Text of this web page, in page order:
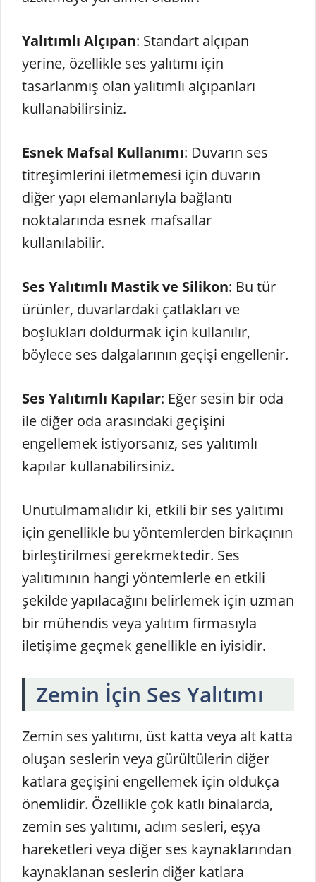
Yalıtımlı Alçıpan: Standart alçıpan
yerine, özellikle ses yalıtımı için
tasarlanmış olan yalıtımlı alçıpanları
kullanabilirsiniz.
Esnek Mafsal Kullanımı: Duvarın ses
titreşimlerini iletmemesi için duvarın
diğer yapı elemanlarıyla bağlantı
noktalarında esnek mafsallar
kullanılabilir.
Ses Yalıtımlı Mastik ve Silikon: Bu tür
ürünler, duvarlardaki çatlakları ve
boşlukları doldurmak için kullanılır,
böylece ses dalgalarının geçişi engellenir.
Ses Yalıtımlı Kapılar: Eğer sesin bir oda
ile diğer oda arasındaki geçişini
engellemek istiyorsanız, ses yalıtımlı
kapılar kullanabilirsiniz.
Unutulmamalıdır ki, etkili bir ses yalıtımı
için genellikle bu yöntemlerden birkaçının
birleştirilmesi gerekmektedir. Ses
yalıtımının hangi yöntemlerle en etkili
şekilde yapılacağını belirlemek için uzman
bir mühendis veya yalıtım firmasıyla
iletişime geçmek genellikle en iyisidir.
Zemin İçin Ses Yalıtımı
Zemin ses yalıtımı, üst katta veya alt katta
oluşan seslerin veya gürültülerin diğer
katlara geçişini engellemek için oldukça
önemlidir. Özellikle çok katlı binalarda,
zemin ses yalıtımı, adım sesleri, eşya
hareketleri veya diğer ses kaynaklarından
kaynaklanan seslerin diğer katlara